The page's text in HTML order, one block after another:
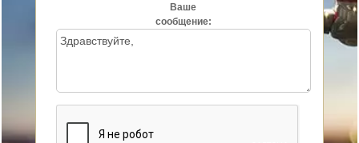
Ваше
сообщение: